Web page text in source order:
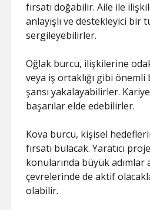
fırsatı doğabilir. Aile ile
anlayışlı ve destekleyici bir
sergileyebilirler.
Oğlak burcu, ilişkilerine
veya iş ortaklığı gibi
şansı yakalayabilirler.
başarılar elde edebilirler.
Kova burcu, kişisel
fırsatı bulacak. Yaratıcı
konularında büyük adımlar
çevrelerinde de aktif
olabilir.